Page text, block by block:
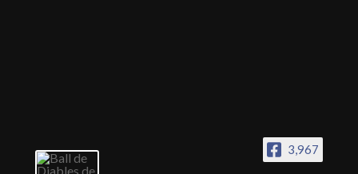
3,967